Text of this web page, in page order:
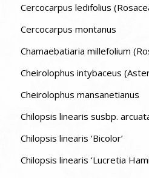
Cercocarpus ledifolius
Cercocarpus montanus
Chamaebatiaria millefolium
Cheirolophus intybaceus
Cheirolophus mansanetianus
Chilopsis linearis susbp.
Chilopsis linearis ‘Bicolor’
Chilopsis linearis ‘Lucretia